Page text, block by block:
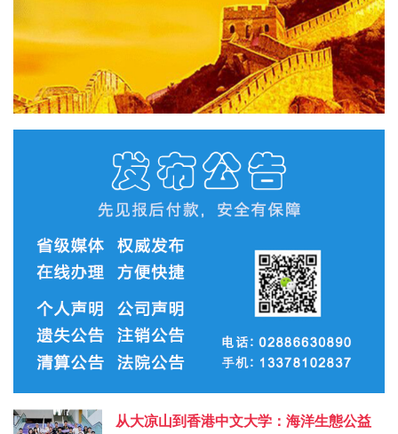
从大凉山到香港中文大学：海洋生態公益